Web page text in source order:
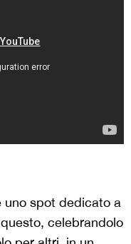
uno spot dedicato a
celebrandolo